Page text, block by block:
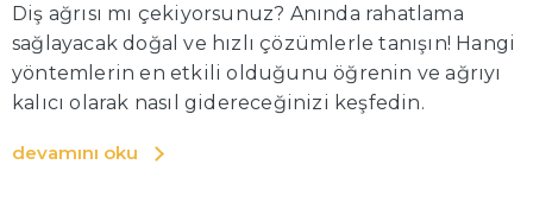
Diş ağrısı mı çekiyorsunuz? Anında rahatlama
sağlayacak doğal ve hızlı çözümlerle tanışın! Hangi
yöntemlerin en etkili olduğunu öğrenin ve ağrıyı
kalıcı olarak nasıl gidereceğinizi keşfedin.
devamını oku